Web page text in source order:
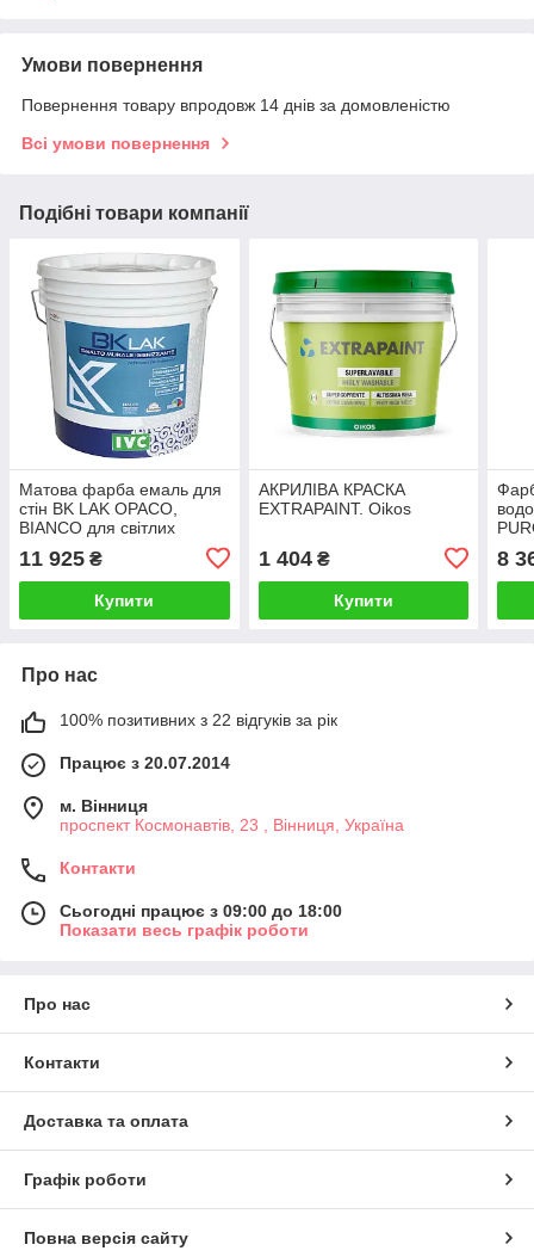
Умови повернення
Повернення товару впродовж 14 днів за домовленістю
Всі умови повернення
Подібні товари компанії
Матова фарба емаль для
стін BK LAK OPACO,
BIANCO для світлих
11 925 ₴
Купити
АКРИЛІВА КРАСКА
EXTRAPAINT. Oikos
1 404₴
Купити
8
Про нас
100% позитивних з 22 відгуків за рік
Працює з 20.07.2014
м. Вінниця
проспект Космонавтів, 23 , Вінниця, Україна
Контакти
Сьогодні працює з 09:00 до 18:00
Показати весь графік роботи
Про нас
Контакти
Доставка та оплата
Графік роботи
Повна версія сайту